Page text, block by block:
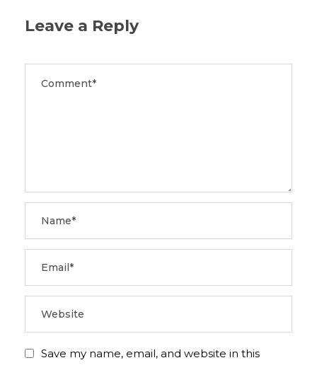
Leave a Reply
Save my name, email, and website in this